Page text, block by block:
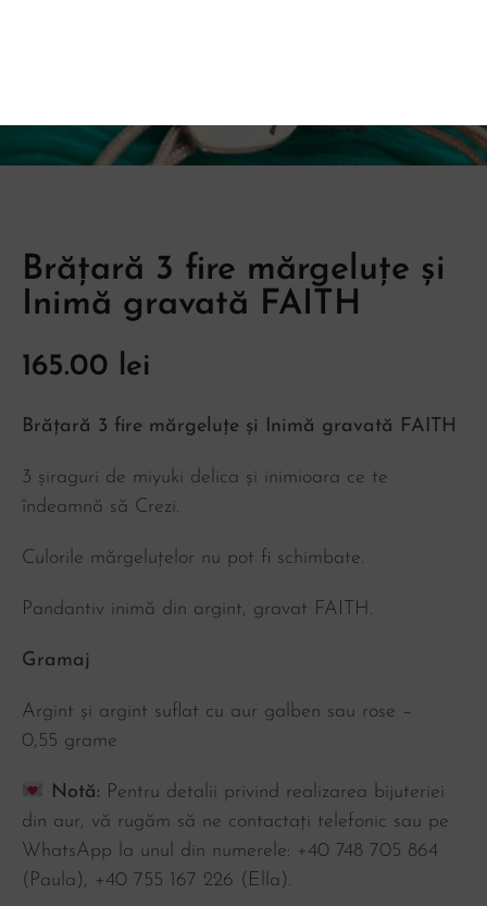
Brățară 3 fire mărgeluțe și
Inimă gravată FAITH
165.00 lei
Brățară 3 fire mărgeluțe și Inimă gravată FAITH
3 șiraguri de miyuki delica și inimioara ce te
îndeamnă să Crezi.
Culorile mărgeluțelor nu pot fi schimbate.
Pandantiv inimă din argint, gravat FAITH.
Gramaj
Argint și argint suflat cu aur galben sau rose –
0,55 grame
Notă: Pentru detalii privind realizarea bijuteriei
din aur, vă rugăm să ne contactați telefonic sau pe
WhatsApp la unul din numerele: +40 748 705 864
(Paula), ‪+40 755 167 226‬ (Ella).